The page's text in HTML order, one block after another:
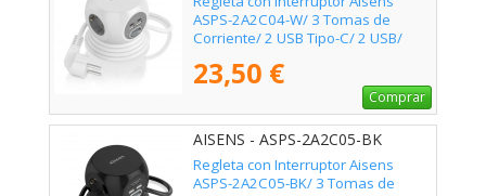
ASPS-2A2C04-W/ 3 Tomas de
Corriente/ 2 USB Tipo-C/ 2 USB/
23,50 €
Comprar
AISENS - ASPS-2A2C05-BK
Regleta con Interruptor Aisens
ASPS-2A2C05-BK/ 3 Tomas de